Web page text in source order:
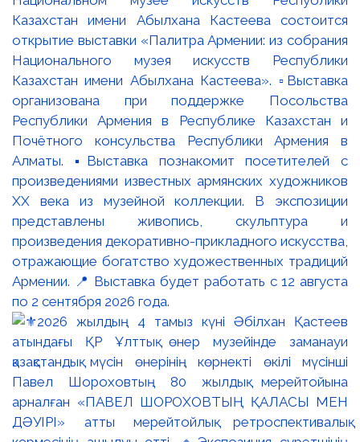
Казахстан имени Абылхана Кастеева состоится
открытие выставки «Палитра Армении: из собрания
Национального музея искусств Республики
Казахстан имени Абылхана Кастеева». ▫️Выставка
организована при поддержке Посольства
Республики Армения в Республике Казахстан и
Почётного консульства Республики Армения в
Алматы. ▪️Выставка познакомит посетителей с
произведениями известных армянских художников
XX века из музейной коллекции. В экспозиции
представлены живопись, скульптура и
произведения декоративно-прикладного искусства,
отражающие богатство художественных традиций
Армении. 📍 Выставка будет работать с 12 августа
по 2 сентября 2026 года.